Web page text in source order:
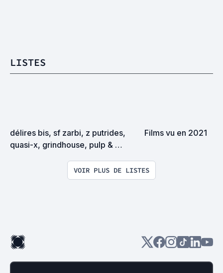
LISTES
délires bis, sf zarbi, z putrides,
quasi-x, grindhouse, pulp &
Films vu en 2021
VOIR PLUS DE LISTES